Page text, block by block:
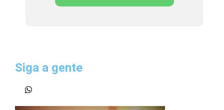
Siga a gente